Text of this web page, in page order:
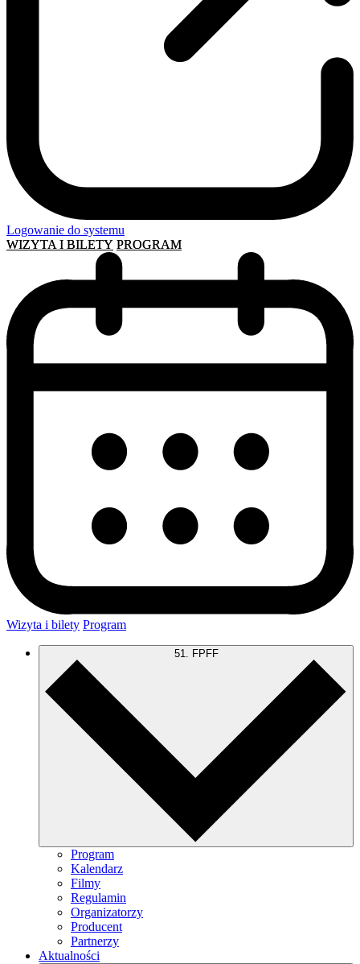
Logowanie do systemu
WIZYTA I BILETY PROGRAM
Wizyta i bilety Program
51. FPFF
Program
Kalendarz
Filmy
Regulamin
Organizatorzy
Producent
Partnerzy
Aktualności